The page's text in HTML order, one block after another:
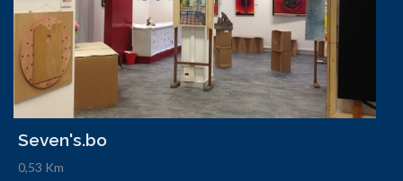
Seven's.bo
0,53 Km